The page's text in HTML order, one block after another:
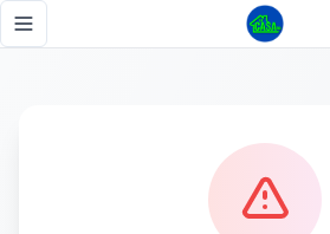
Toggle navigation menu
Página no encontrada - Tu Casa RD